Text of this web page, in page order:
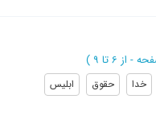
از 6 تا 9 )
خدا حقوق ابلیس